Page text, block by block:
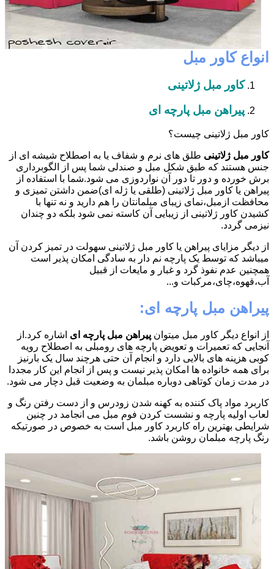
انواع کاور مبل
کاور مبل ژلاتینی
پیراهن مبل پارچه ای
کاور مبل ژلاتینی چیست؟
کاور مبل ژلاتینی طلق های نرم و شفاف یا به اصطلاح شیشه ای از
جنس هستند که طبق شکل مبل و صندلی شما پس از الگوبرداری
برش خورده و دور تا دور آن نواردوزی می شود.شما با استفاده از
پیراهن یا کاور مبل ژلاتینی (طلقی یا ژله ای)ضمن داشتن تمیزی و
محافظت ازمبل،نمای زیبای مبلمانتان را هم دارید و نه تنها با
کشیدن کاور ژلاتینی از زیبایی آن کاسته نمی شود بلکه دو چندان
نیزمی گردد.
از دیگر مزایای پیراهن یا کاور مبل ژلاتینی سهولت در تمیز کردن آن
میباشد که توسط یک پارچه نم دار به سادگی امکان پذیر است
همچنین عدم نفوذ گرد و غبار و مایعات از قبیل
آب،قهوه،چای،مرکبات و...
پیراهن مبل پارچه ای:
از انواع دیگر کاور مبل میتوان پیراهن مبل پارچه ای اشاره کرد.از
آنجایی که تعمیرات و تعویض پارچه های رومبلی به اصطلاح رویه
کوبی هزینه های بالایی دارد و انجام آن حتی هرچند سال یک بارنیز
برای همه خانواده ها امکان پذیر نیست و پس از انجام این کار مجددا
در مدت زمان کوتاهی دوباره مبلمان به وضعیت قبل دچار می شود.
کاربرد مواد پاک کننده به کهنه شدن زودرس و از دست رفتن رنگ و
لعاب اولیه پارچه و نشست کردن فوم مبل می انجامد در چنین
شرایطی بهترین راه کاربرد کاور مبل است به خصوص در صورتیکه
رنگ پارچه مبلمان روشن باشد.